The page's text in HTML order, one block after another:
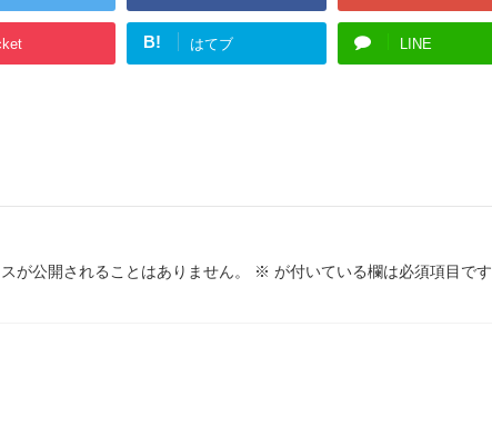
B! はてブ LINE
が公開されることはありません。 ※ が付いている欄は必須項目です